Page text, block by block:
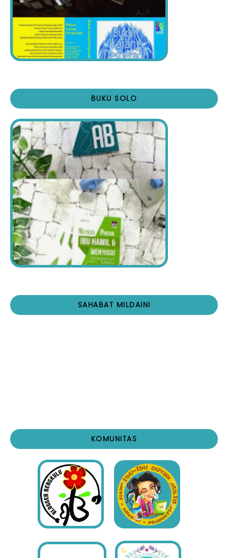
BUKU SOLO
SAHABAT MILDAINI
KOMUNITAS